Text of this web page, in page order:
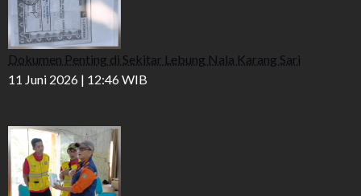
Dokumen Penting di Sekitar Lebung Nala Karang Sari
11 Juni 2026 | 12:46 WIB